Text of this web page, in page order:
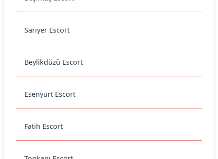
Sarıyer Escort
Beylikdüzü Escort
Esenyurt Escort
Fatih Escort